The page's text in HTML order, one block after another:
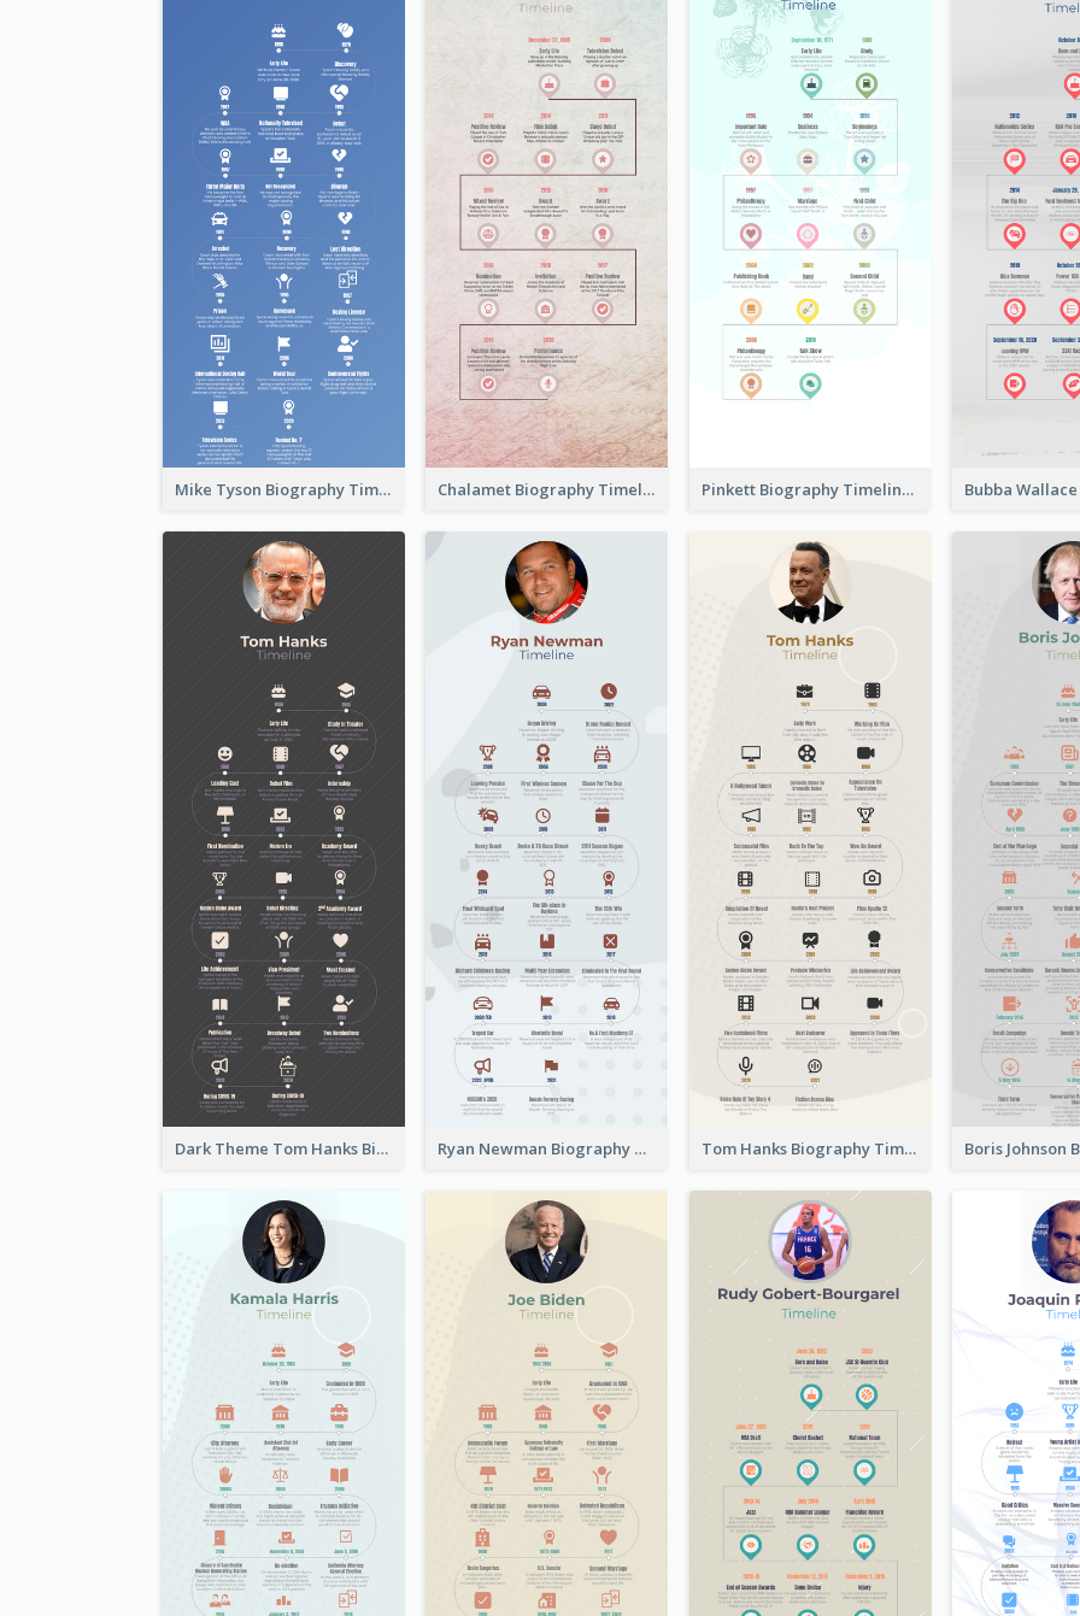
Mike Tyson Biography Timeline Chalamet Biography Timeline Pinkett Biography Timeline
Dark Theme Tom Hanks Biography Timeline Ryan Newman Biography Timeline Tom Hanks Biography Timeline